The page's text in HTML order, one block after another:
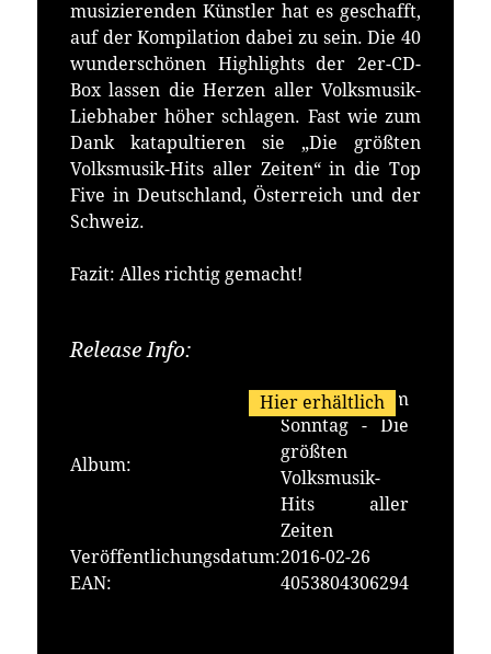
musizierenden Künstler hat es geschafft,
auf der Kompilation dabei zu sein. Die 40
wunderschönen Highlights der 2er-CD-
Box lassen die Herzen aller Volksmusik-
Liebhaber höher schlagen. Fast wie zum
Dank katapultieren sie „Die größten
Volksmusik-Hits aller Zeiten“ in die Top
Five in Deutschland, Österreich und der
Schweiz.
Fazit: Alles richtig gemacht!
Release Info:
Album:
Bild am
Sonntag - Die
größten
Volksmusik-
Hits aller
Zeiten
Veröffentlichungsdatum:2016-02-26
EAN:
4053804306294
Hier erhältlich